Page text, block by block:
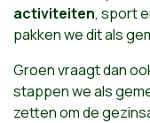
activiteiten, sport
pakken we dit als
Groen vraagt dan
stappen we als
zetten om de